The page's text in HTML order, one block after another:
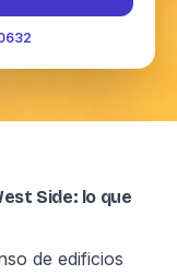
Side: lo que
de edificios